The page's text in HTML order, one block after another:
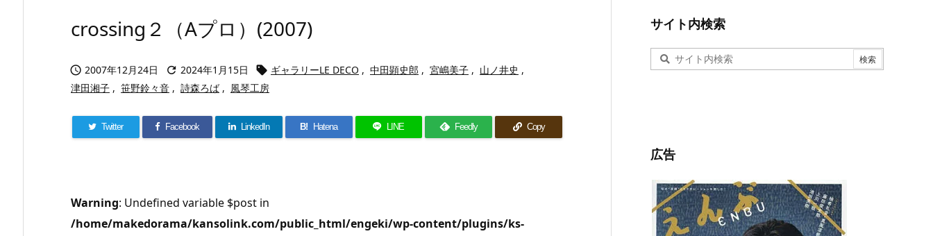
crossing２（Aプロ）(2007)
 2007年12月24日  2024年1月15日  ギャラリーLE DECO , 中田顕史郎 , 宮嶋美子 , 山ノ井史 ,
津田湘子 , 笹野鈴々音 , 詩森ろば , 風琴工房
Twitter Facebook LinkedIn B! Hatena LINE Feedly Copy
Warning: Undefined variable $post in
/home/makedorama/kansolink.com/public_html/engeki/wp-content/plugins/ks-
サイト内検索
広告